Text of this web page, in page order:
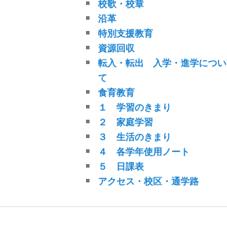
校歌・校章
沿革
特別支援教育
資源回収
転入・転出 入学・進学につい
て
食育教育
１ 学習のきまり
２ 家庭学習
３ 生活のきまり
４ 各学年使用ノート
５ 日課表
アクセス・校区・通学路